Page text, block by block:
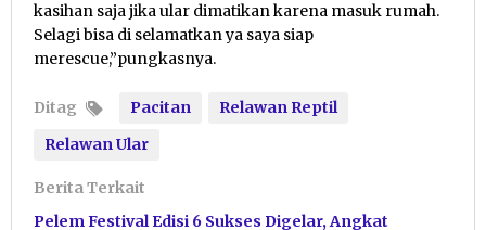
kasihan saja jika ular dimatikan karena masuk rumah.
Selagi bisa di selamatkan ya saya siap
merescue,”pungkasnya.
Ditag Pacitan
Relawan Reptil
Relawan Ular
Berita Terkait
Pelem Festival Edisi 6 Sukses Digelar, Angkat